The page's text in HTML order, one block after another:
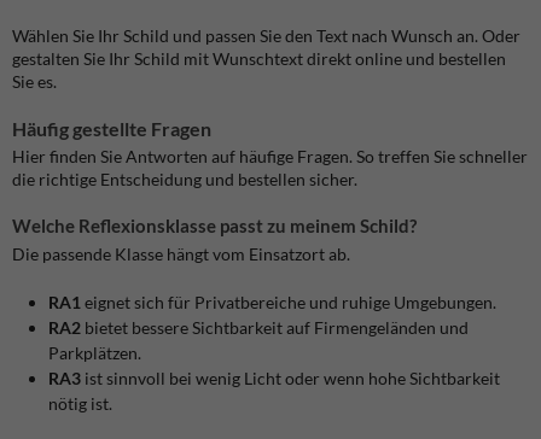
Wählen Sie Ihr Schild und passen Sie den Text nach Wunsch an. Oder
gestalten Sie Ihr Schild mit Wunschtext direkt online und bestellen
Sie es.
Häufig gestellte Fragen
Hier finden Sie Antworten auf häufige Fragen. So treffen Sie schneller
die richtige Entscheidung und bestellen sicher.
Welche Reflexionsklasse passt zu meinem Schild?
Die passende Klasse hängt vom Einsatzort ab.
RA1 eignet sich für Privatbereiche und ruhige Umgebungen.
RA2 bietet bessere Sichtbarkeit auf Firmengeländen und
Parkplätzen.
RA3 ist sinnvoll bei wenig Licht oder wenn hohe Sichtbarkeit
nötig ist.